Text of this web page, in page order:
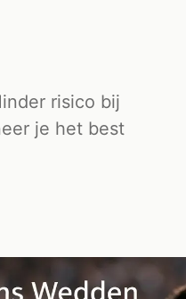
risico bij
je het best